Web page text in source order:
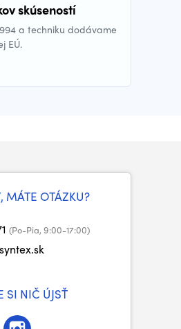
skúseností
a techniku dodávame
EÚ.
MÁTE OTÁZKU?
(Po-Pia, 9:00-17:00)
SI NIČ ÚJSŤ